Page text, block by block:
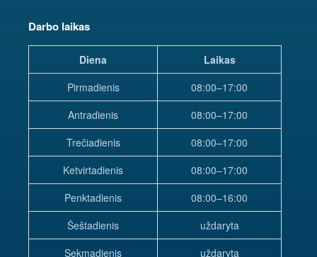
Darbo laikas
Diena
Laikas
Pirmadienis
08:00–17:00
Antradienis
08:00–17:00
Trečiadienis
08:00–17:00
Ketvirtadienis
08:00–17:00
Penktadienis
08:00–16:00
Šeštadienis
uždaryta
Sekmadienis
uždaryta